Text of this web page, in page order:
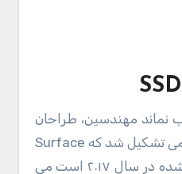
ساخت و افراد اتاق فکر خود را وادار به ارایه وسیله ای جدید با قابلیت همه گیر بودن کرد. برای این کار تیمی تشکیل شد که Surface
را معرفی کردند. این سرفیس ها دارای نسل هایی هستند که ما در اینجا در مورد نسل 5 آن که عرضه شده در سال ۲۰۱۷ است می